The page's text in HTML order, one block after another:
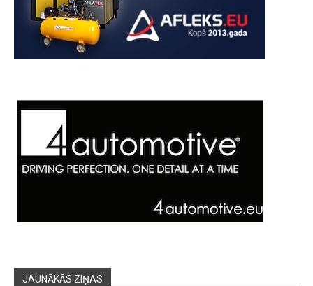
JAUNĀKĀS ZIŅAS